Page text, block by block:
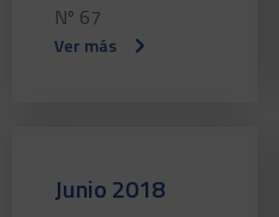
Nº 67
Ver más
Junio 2018